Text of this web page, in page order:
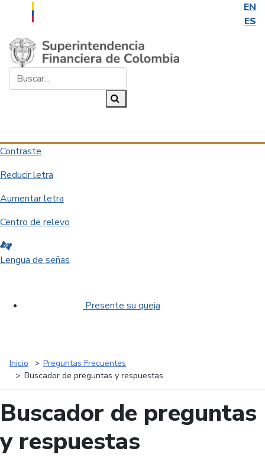
EN
ES
Saltar al contenido principal
Contraste
Reducir letra
Aumentar letra
Centro de relevo
Lengua de señas
Presente su queja
Inicio
Preguntas Frecuentes
Buscador de preguntas y respuestas
Buscador de preguntas
y respuestas